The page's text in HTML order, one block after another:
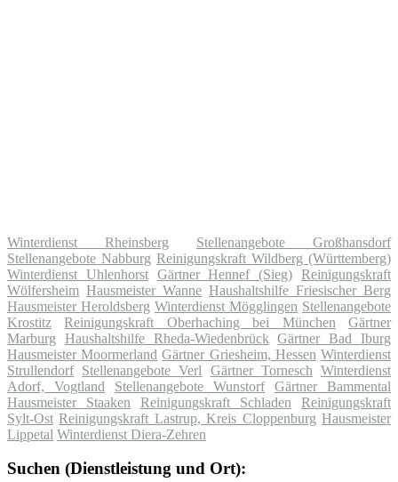
Winterdienst Rheinsberg
Stellenangebote Großhansdorf
Stellenangebote Nabburg Reinigungskraft Wildberg (Württemberg)
Winterdienst Uhlenhorst Gärtner Hennef (Sieg) Reinigungskraft
Wölfersheim Hausmeister Wanne Haushaltshilfe Friesischer Berg
Hausmeister Heroldsberg Winterdienst Mögglingen Stellenangebote
Krostitz
Reinigungskraft Oberhaching bei München
Gärtner
Marburg
Haushaltshilfe Rheda-Wiedenbrück Gärtner Bad Iburg
Hausmeister Moormerland Gärtner Griesheim, Hessen Winterdienst
Strullendorf Stellenangebote Verl Gärtner Tornesch Winterdienst
Adorf, Vogtland
Stellenangebote Wunstorf
Gärtner Bammental
Hausmeister Staaken
Reinigungskraft Schladen
Reinigungskraft
Sylt-Ost Reinigungskraft Lastrup, Kreis Cloppenburg Hausmeister
Lippetal Winterdienst Diera-Zehren
Suchen (Dienstleistung und Ort):